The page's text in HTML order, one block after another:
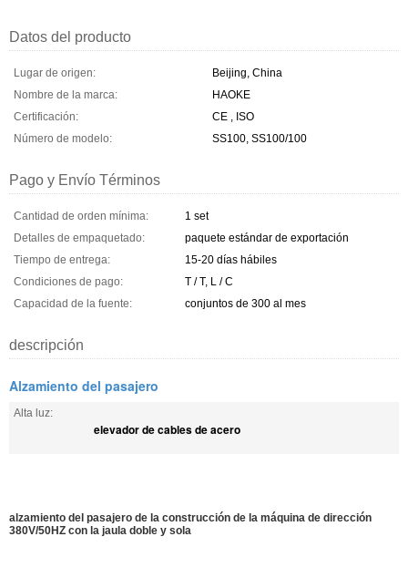
Datos del producto
Lugar de origen:
Beijing, China
Nombre de la marca:
HAOKE
Certificación:
CE , ISO
Número de modelo:
SS100, SS100/100
Pago y Envío Términos
Cantidad de orden mínima:
1 set
Detalles de empaquetado:
paquete estándar de exportación
Tiempo de entrega:
15-20 días hábiles
Condiciones de pago:
T / T, L / C
Capacidad de la fuente:
conjuntos de 300 al mes
descripción
Alzamiento del pasajero
Alta luz:
elevador de cables de acero
alzamiento del pasajero de la construcción de la máquina de dirección
380V/50HZ con la jaula doble y sola